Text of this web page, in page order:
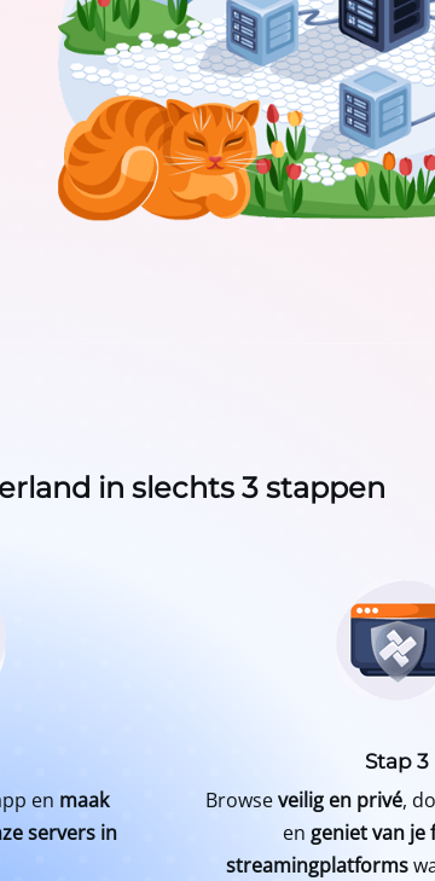
in slechts 3 stappen
en maak
servers in
Stap 3
Browseveilig en privé,
en geniet van je
streamingplatforms